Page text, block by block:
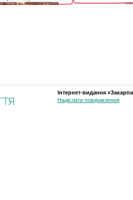
Інтернет-видання
Надіслати повідомлення